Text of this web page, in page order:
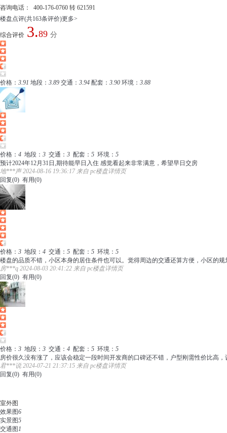
咨询电话：
400-176-0760 转 621591
楼盘点评(共163条评价)更多>
综合评价 3.89 分
价格： 3.91 地段： 3.89 交通： 3.94 配套： 3.90 环境： 3.88
价格： 4 地段： 3 交通： 3 配套： 5 环境： 5
预计2024年12月31日,期待能早日入住 感觉看起来非常满意，希望早日交房
地***声 2024-08-16 19:36:17 来自 pc楼盘详情页
回复(0) 有用(0)
价格： 3 地段： 4 交通： 5 配套： 5 环境： 5
楼盘的品质不错，小区本身的居住条件也可以。觉得周边的交通还算方便，小区的规
房***q 2024-08-03 20:41:22 来自 pc楼盘详情页
回复(0) 有用(0)
价格： 3 地段： 3 交通： 4 配套： 5 环境： 5
房价很久没有涨了，应该会稳定一段时间开发商的口碑还不错，户型刚需性价比高
君***说 2024-07-21 21:37:15 来自 pc楼盘详情页
回复(0) 有用(0)
室外图
效果图6
实景图5
交通图1